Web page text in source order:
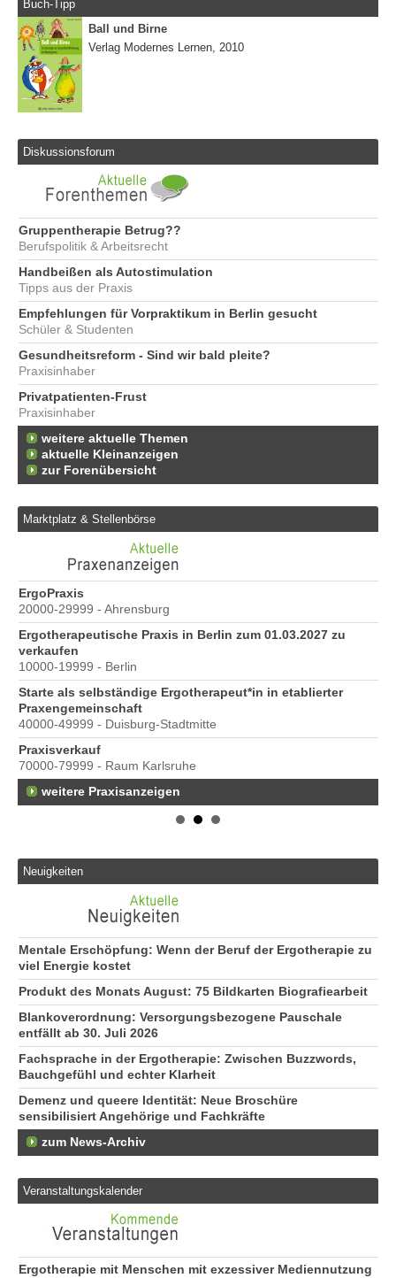
Buch-Tipp
Ball und Birne
Verlag Modernes Lernen, 2010
Diskussionsforum
Gruppentherapie Betrug??
Berufspolitik & Arbeitsrecht
Handbeißen als Autostimulation
Tipps aus der Praxis
Empfehlungen für Vorpraktikum in Berlin gesucht
Schüler & Studenten
Gesundheitsreform - Sind wir bald pleite?
Praxisinhaber
Privatpatienten-Frust
Praxisinhaber
weitere aktuelle Themen
aktuelle Kleinanzeigen
zur Forenübersicht
Marktplatz & Stellenbörse
ErgoPraxis
20000-29999 - Ahrensburg
Ergotherapeutische Praxis in Berlin zum 01.03.2027 zu
verkaufen
10000-19999 - Berlin
Starte als selbständige Ergotherapeut*in in etablierter
Praxengemeinschaft
40000-49999 - Duisburg-Stadtmitte
Praxisverkauf
70000-79999 - Raum Karlsruhe
weitere Praxisanzeigen
Neuigkeiten
Mentale Erschöpfung: Wenn der Beruf der Ergotherapie zu
viel Energie kostet
Produkt des Monats August: 75 Bildkarten Biografiearbeit
Blankoverordnung: Versorgungsbezogene Pauschale
entfällt ab 30. Juli 2026
Fachsprache in der Ergotherapie: Zwischen Buzzwords,
Bauchgefühl und echter Klarheit
Demenz und queere Identität: Neue Broschüre
sensibilisiert Angehörige und Fachkräfte
zum News-Archiv
Veranstaltungskalender
Ergotherapie mit Menschen mit exzessiver Mediennutzung